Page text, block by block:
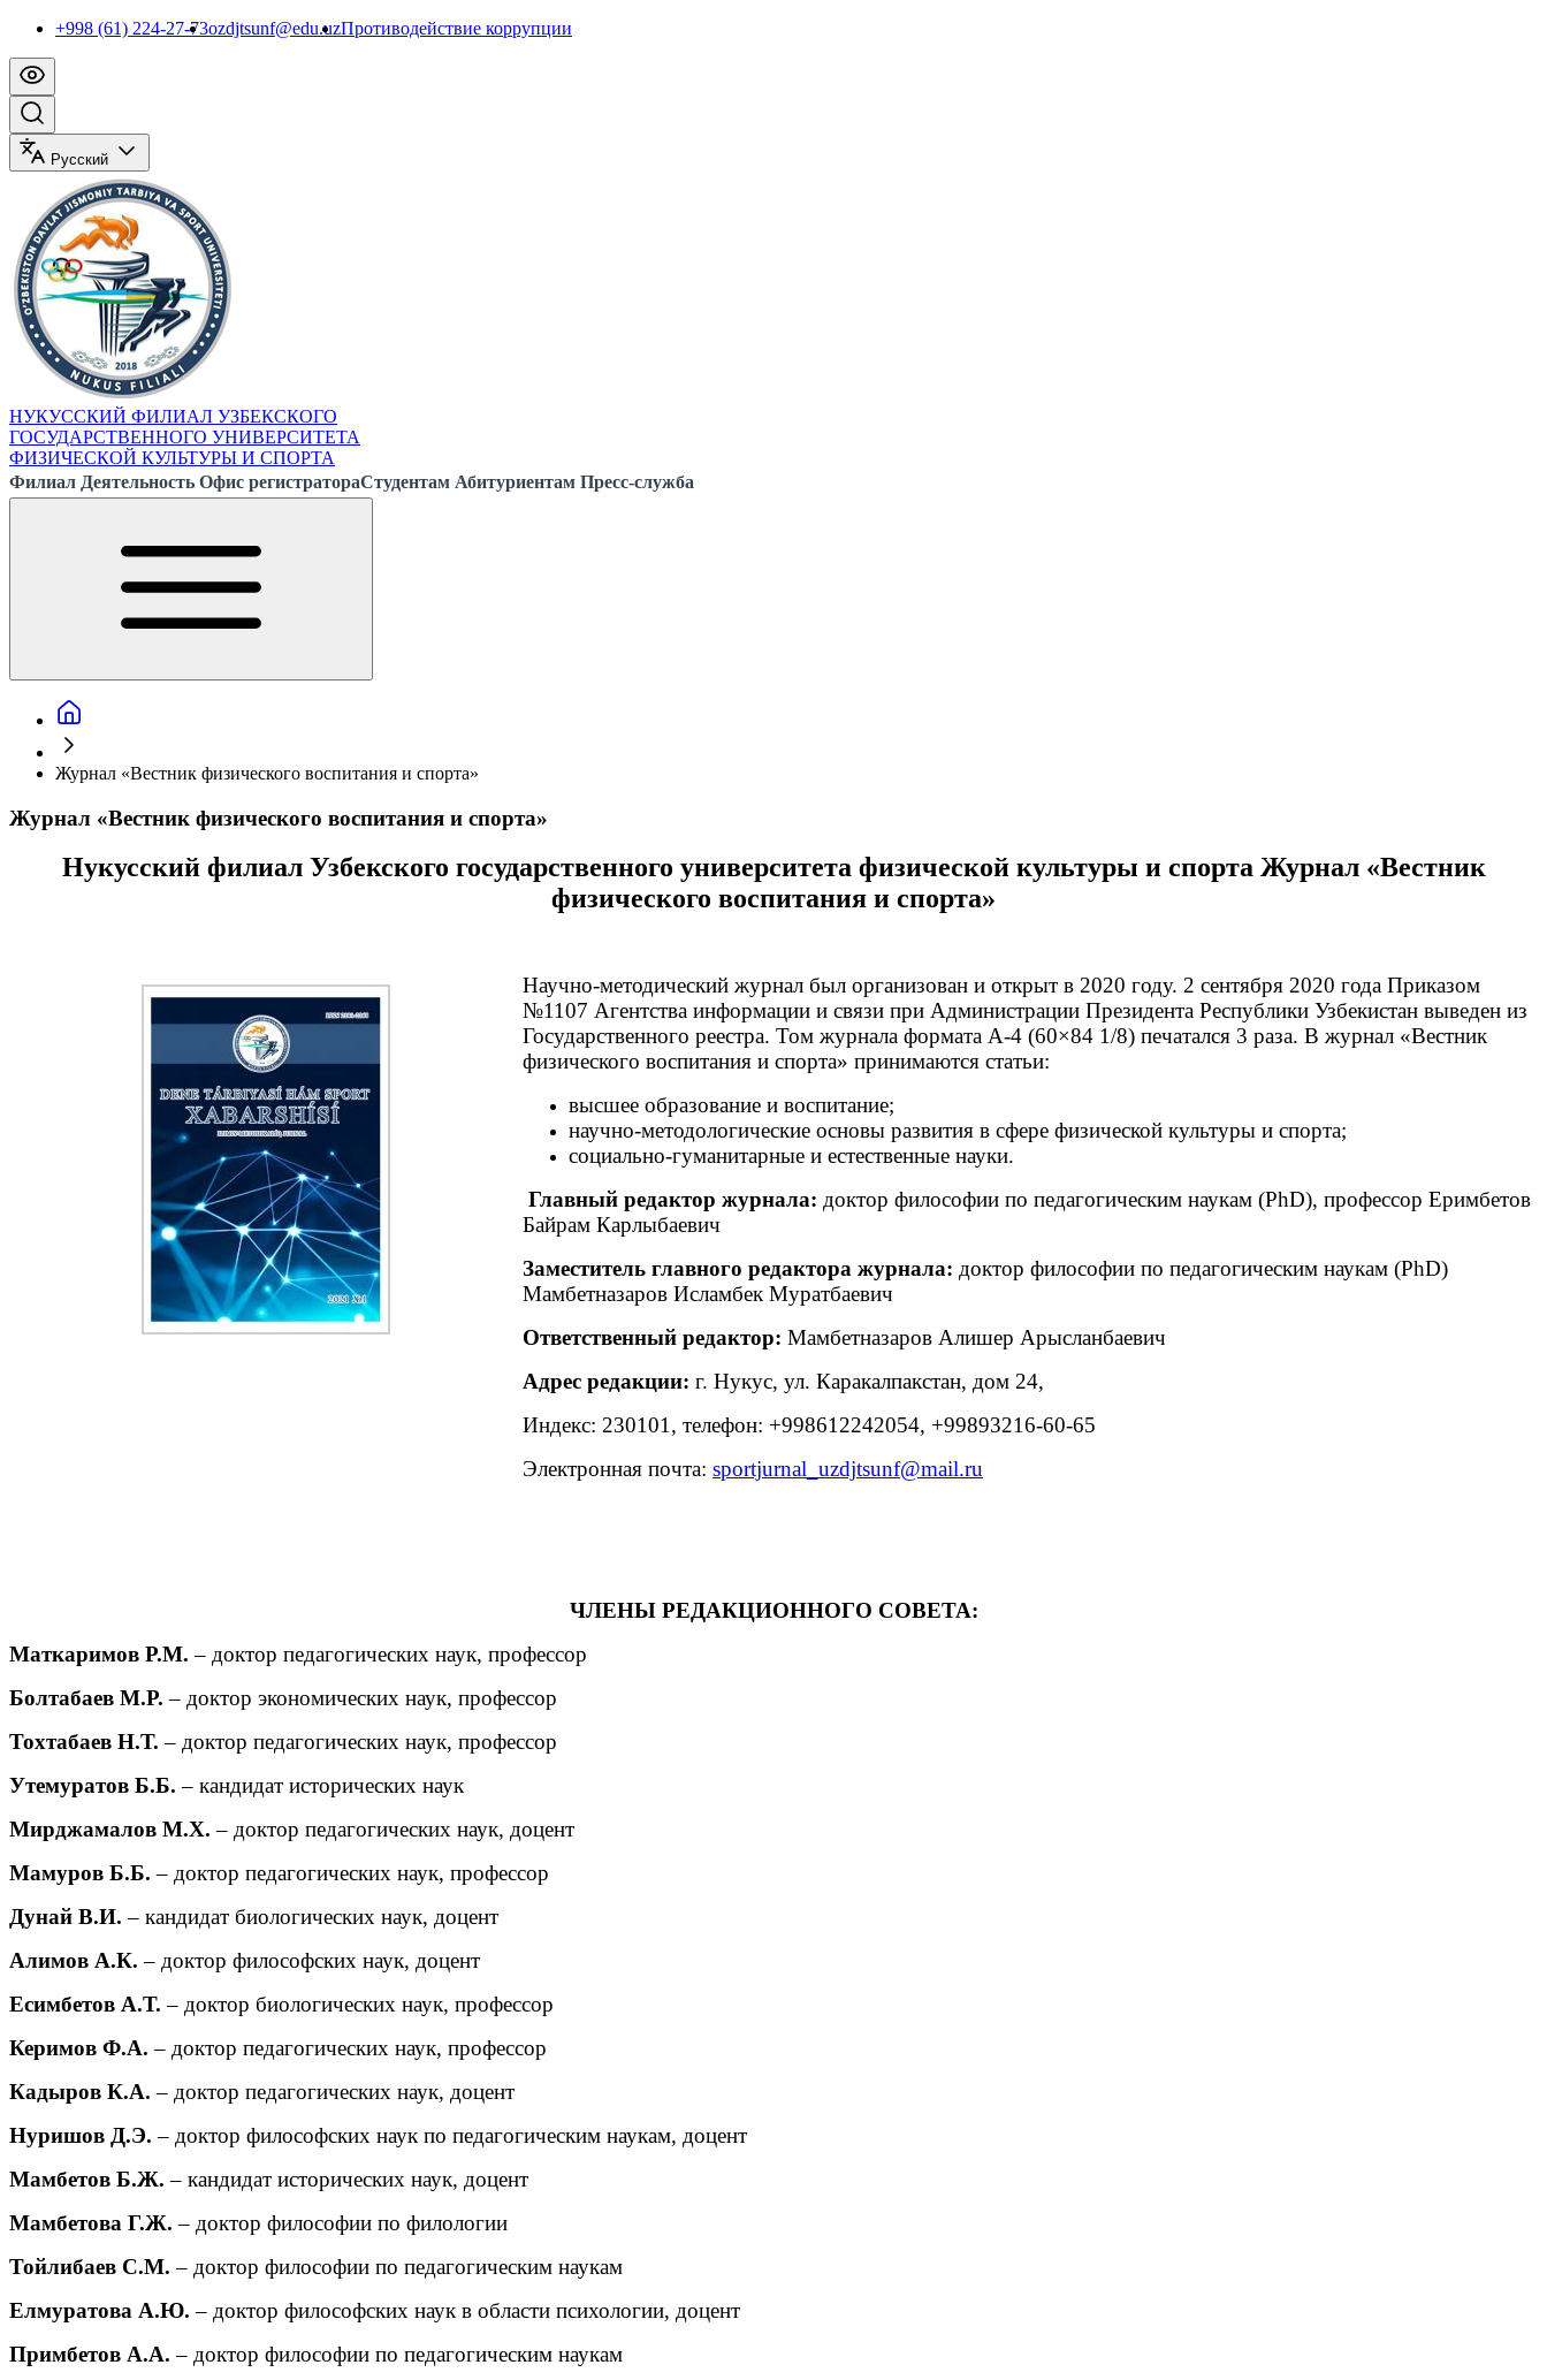
+998 (61) 224-27-73ozdjtsunf@edu.uzПротиводействие коррупции
Русский
НУКУССКИЙ ФИЛИАЛ УЗБЕКСКОГО
ГОСУДАРСТВЕННОГО УНИВЕРСИТЕТА
ФИЗИЧЕСКОЙ КУЛЬТУРЫ И СПОРТА
Филиал Деятельность Офис регистратораСтудентам Абитуриентам Пресс-служба
Журнал «Вестник физического воспитания и спорта»
Журнал «Вестник физического воспитания и спорта»
Нукусский филиал Узбекского государственного университета физической культуры и спорта Журнал «Вестник
физического воспитания и спорта»
Научно-методический журнал был организован и открыт в 2020 году. 2 сентября 2020 года Приказом
№1107 Агентства информации и связи при Администрации Президента Республики Узбекистан выведен из
Государственного реестра. Том журнала формата А-4 (60×84 1/8) печатался 3 раза. В журнал «Вестник
физического воспитания и спорта» принимаются статьи:
высшее образование и воспитание;
научно-методологические основы развития в сфере физической культуры и спорта;
социально-гуманитарные и естественные науки.
Главный редактор журнала: доктор философии по педагогическим наукам (PhD), профессор Еримбетов
Байрам Карлыбаевич
Заместитель главного редактора журнала: доктор философии по педагогическим наукам (PhD)
Мамбетназаров Исламбек Муратбаевич
Ответственный редактор: Мамбетназаров Алишер Арысланбаевич
Адрес редакции: г. Нукус, ул. Каракалпакстан, дом 24,
Индекс: 230101, телефон: +998612242054, +99893216-60-65
Электронная почта: sportjurnal_uzdjtsunf@mail.ru
ЧЛЕНЫ РЕДАКЦИОННОГО СОВЕТА:
Маткаримов Р.М. – доктор педагогических наук, профессор
Болтабаев М.Р.– доктор экономических наук, профессор
Тохтабаев Н.Т. – доктор педагогических наук, профессор
Утемуратов Б.Б. – кандидат исторических наук
Мирджамалов М.Х. – доктор педагогических наук, доцент
Мамуров Б.Б. – доктор педагогических наук, профессор
Дунай В.И. – кандидат биологических наук, доцент
Алимов А.К. – доктор философских наук, доцент
Есимбетов А.Т.– доктор биологических наук, профессор
Керимов Ф.А.– доктор педагогических наук, профессор
Кадыров К.А. – доктор педагогических наук, доцент
Нуришов Д.Э. – доктор философских наук по педагогическим наукам, доцент
Мамбетов Б.Ж. – кандидат исторических наук, доцент
Мамбетова Г.Ж.– доктор философии по филологии
Тойлибаев С.М. – доктор философии по педагогическим наукам
Елмуратова А.Ю. – доктор философских наук в области психологии, доцент
Примбетов А.А. – доктор философии по педагогическим наукам